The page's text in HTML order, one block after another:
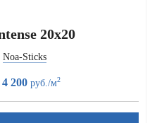
20x20
Noa-Sticks
4 200руб./м2